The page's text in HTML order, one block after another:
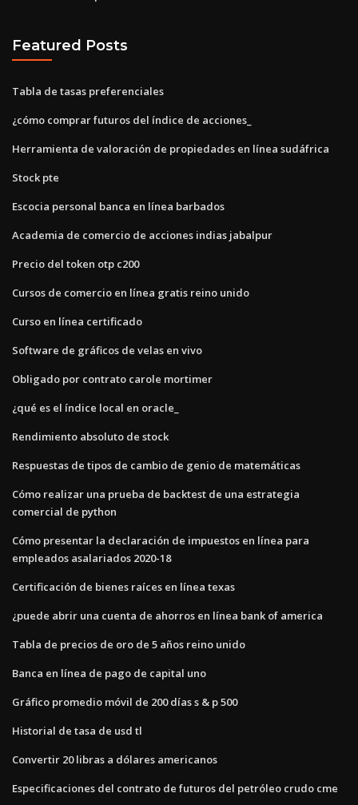
Featured Posts
Tabla de tasas preferenciales
¿cómo comprar futuros del índice de acciones_
Herramienta de valoración de propiedades en línea sudáfrica
Stock pte
Escocia personal banca en línea barbados
Academia de comercio de acciones indias jabalpur
Precio del token otp c200
Cursos de comercio en línea gratis reino unido
Curso en línea certificado
Software de gráficos de velas en vivo
Obligado por contrato carole mortimer
¿qué es el índice local en oracle_
Rendimiento absoluto de stock
Respuestas de tipos de cambio de genio de matemáticas
Cómo realizar una prueba de backtest de una estrategia
comercial de python
Cómo presentar la declaración de impuestos en línea para
empleados asalariados 2020-18
Certificación de bienes raíces en línea texas
¿puede abrir una cuenta de ahorros en línea bank of america
Tabla de precios de oro de 5 años reino unido
Banca en línea de pago de capital uno
Gráfico promedio móvil de 200 días s & p 500
Historial de tasa de usd tl
Convertir 20 libras a dólares americanos
Especificaciones del contrato de futuros del petróleo crudo cme